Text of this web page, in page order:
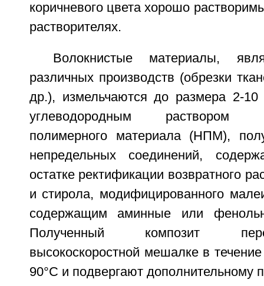
коричневого цвета хорошо
растворителях.
Волокнистые материалы,
различных производств (обрезки
др.), измельчаются до размера 2-
углеводородным раствором
полимерного материала (НПМ),
непредельных соединений,
остатке ректификации возвратного
и стирола, модифицированного
содержащим аминные или
Полученный композит
высокоскоростной мешалке в
90°С и подвергают дополнительному